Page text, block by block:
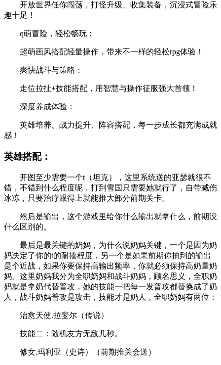
开放世界任你闯荡，打怪升级、收集装备，沉浸式冒险乐
趣十足！
q萌冒险，轻松畅玩：
超萌画风搭配轻量操作，带来不一样的轻松rpg体验！
爽快战斗与策略：
走位拉扯+技能搭配，用智慧与操作征服强大首领！
深度养成体验：
英雄培养、战力提升、阵容搭配，每一步成长都充满成就
感！
英雄搭配：
开图至少需要一个t（坦克），这里系统送的亚瑟就很不
错，不错到什么程度呢，打到雪国只需要她就行了，自带减伤
冰冻，只要治疗跟得上就能推大部分前期关卡。
然后是输出，这个游戏里给你什么输出就拿什么，前期没
什么区别的。
最后是最关键的奶妈，为什么说奶妈关键，一个是因为奶
妈决定了你的t的耐揍程度，另一个是如果前期你抽到的输出
是个近战，如果你要保持高输出频率，你就必须保持高奶量奶
妈。这里奶妈我分为全职奶妈和战斗奶妈，顾名思义，全职奶
妈就是拿奶代替普攻，她的技能一把每一发普攻都替换成了奶
人，战斗奶妈普攻是攻击，技能才是奶人，全职奶妈有两位：
治愈天使.拉斐尔（传说）
技能二：随机友方无敌几秒。
修女.玛利亚（史诗）（前期推关会送）